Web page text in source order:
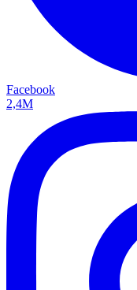
Facebook
2,4M